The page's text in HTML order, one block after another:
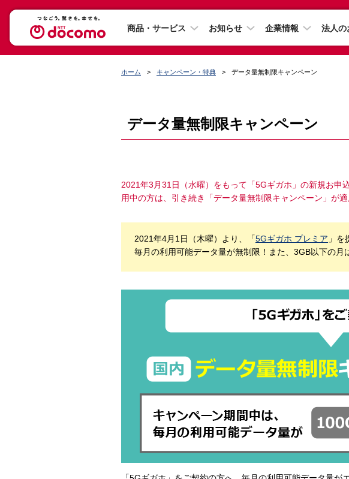
商品・サービス お知らせ 企業情報 法人の
ホーム キャンペーン・特典 データ量無制限キャンペーン
データ量無制限キャンペーン
2021年3月31日（水曜）をもって「5Gギガホ」の新規お申
用中の方は、引き続き「データ量無制限キャンペーン」が適
2021年4月1日（木曜）より、「5Gギガホ プレミア 」を
毎月の利用可能データ量が無制限！また、3GB以下の月